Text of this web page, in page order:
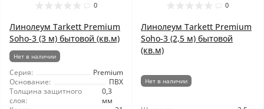
0
Линолеум Tarkett Premium
Soho-3 (3 м) бытовой (кв.м)
Нет в наличии
Серия:
Premium
Основание:
ПВХ
Толщина защитного
слоя:
0,3
мм
0
Линолеум Tarkett Premium
Soho-3 (2,5 м) бытовой
(кв.м)
Нет в наличии